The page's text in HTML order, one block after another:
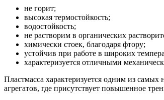
не горит;
высокая термостойкость;
водостойкость;
не растворим в органических
химически стоек, благодаря фтору;
устойчив при работе в широких
характеризуется отличными
Пластмасса характеризуется одним из
агрегатов, где присутствует повышенное